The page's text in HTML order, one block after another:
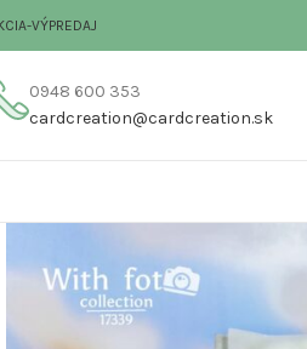
VÝPREDAJ
0948 600 353
cardcreation@cardcreation.sk